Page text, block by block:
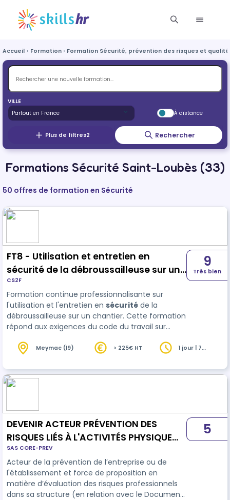
Accueil Formation Formation Sécurité, prévention des risques et qualité
VILLE
À distance
Plus de filtres2 Rechercher
Formations Sécurité Saint-Loubès (33)
50 offres de formation en Sécurité
FT8 - Utilisation et entretien en
sécurité de la débroussailleuse sur un
chantier
CS2F
Formation continue professionnalisante sur
l'utilisation et l'entretien en sécurité de la
débroussailleuse sur un chantier. Cette formation
répond aux exigences du code du travail sur
exigences du code du travail sur l’information et
9
Très bien
Meymac (19) > 225€ HT
1 jour | 7
DEVENIR ACTEUR PRÉVENTION DES
RISQUES LIÉS À L'ACTIVITÉS PHYSIQUE
(Industrie, BTP, Commerce et activités
de bureau)
SAS CORE-PREV
Acteur de la prévention de l’entreprise ou de
l'établissement et force de proposition en
matière d’évaluation des risques professionnels
dans sa structure (en relation avec le Document
5